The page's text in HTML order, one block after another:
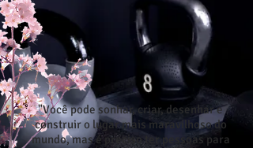
"Você pode sonhar, criar, desenhar e
construir o lugar mais maravilhoso do
mundo, mas é preciso ter pessoas para